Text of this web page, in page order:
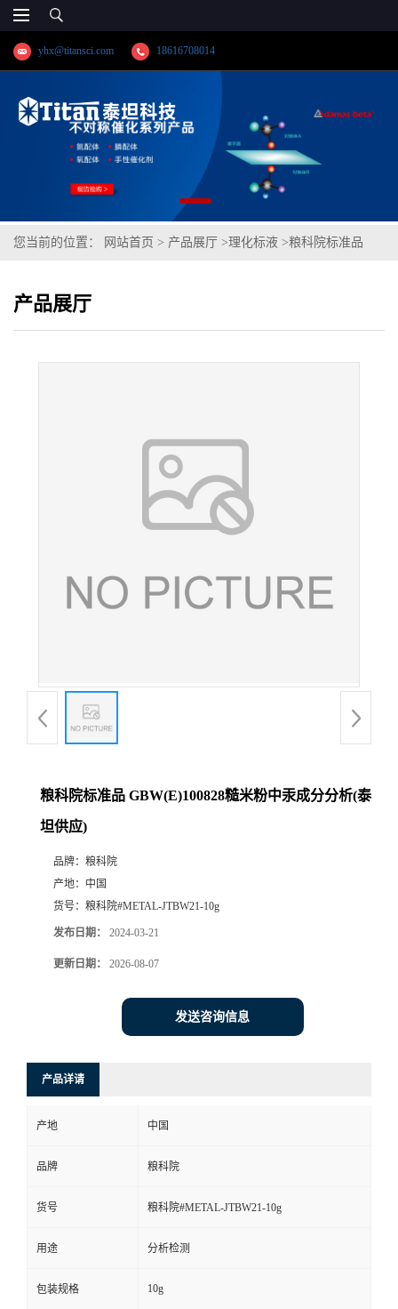
yhx@titansci.com 18616708014
您当前的位置： 网站首页 > 产品展厅 >理化标液 >粮科院标准品
产品展厅
粮科院标准品 GBW(E)100828糙米粉中汞成分分析(泰
坦供应)
品牌： 粮科院
产地： 中国
货号： 粮科院#METAL-JTBW21-10g
发布日期： 2024-03-21
更新日期： 2026-08-07
发送咨询信息
产品详请
产地 中国
品牌 粮科院
货号 粮科院#METAL-JTBW21-10g
用途 分析检测
包装规格 10g